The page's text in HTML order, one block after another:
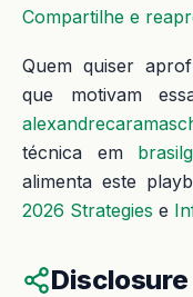
Compartilhe e
Quem quiser
que motivam
técnica em
alimenta este
2026 Strategies e
Disclosure